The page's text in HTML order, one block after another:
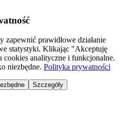
prawidłowe działanie
statystyki. Klikając "Akceptuję
cookies analityczne i funkcjonalne.
niezbędne. Polityka prywatności
Szczegóły